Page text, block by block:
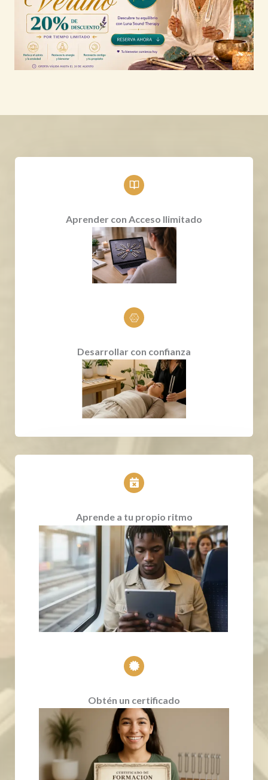
Aprender con Acceso Ilimitado
Desarrollar con confianza
Aprende a tu propio ritmo
Obtén un certificado